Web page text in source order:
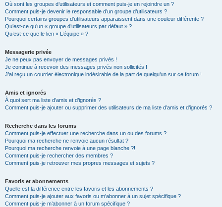
Où sont les groupes d’utilisateurs et comment puis-je en rejoindre un ?
Comment puis-je devenir le responsable d’un groupe d’utilisateurs ?
Pourquoi certains groupes d’utilisateurs apparaissent dans une couleur différente ?
Qu’est-ce qu’un « groupe d’utilisateurs par défaut » ?
Qu’est-ce que le lien « L’équipe » ?
Messagerie privée
Je ne peux pas envoyer de messages privés !
Je continue à recevoir des messages privés non sollicités !
J’ai reçu un courrier électronique indésirable de la part de quelqu’un sur ce forum !
Amis et ignorés
À quoi sert ma liste d’amis et d’ignorés ?
Comment puis-je ajouter ou supprimer des utilisateurs de ma liste d’amis et d’ignorés ?
Recherche dans les forums
Comment puis-je effectuer une recherche dans un ou des forums ?
Pourquoi ma recherche ne renvoie aucun résultat ?
Pourquoi ma recherche renvoie à une page blanche ?!
Comment puis-je rechercher des membres ?
Comment puis-je retrouver mes propres messages et sujets ?
Favoris et abonnements
Quelle est la différence entre les favoris et les abonnements ?
Comment puis-je ajouter aux favoris ou m’abonner à un sujet spécifique ?
Comment puis-je m’abonner à un forum spécifique ?